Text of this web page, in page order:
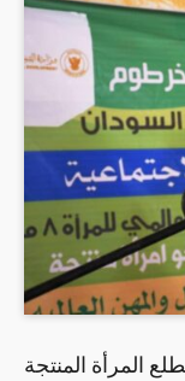
المرأة المنتجة